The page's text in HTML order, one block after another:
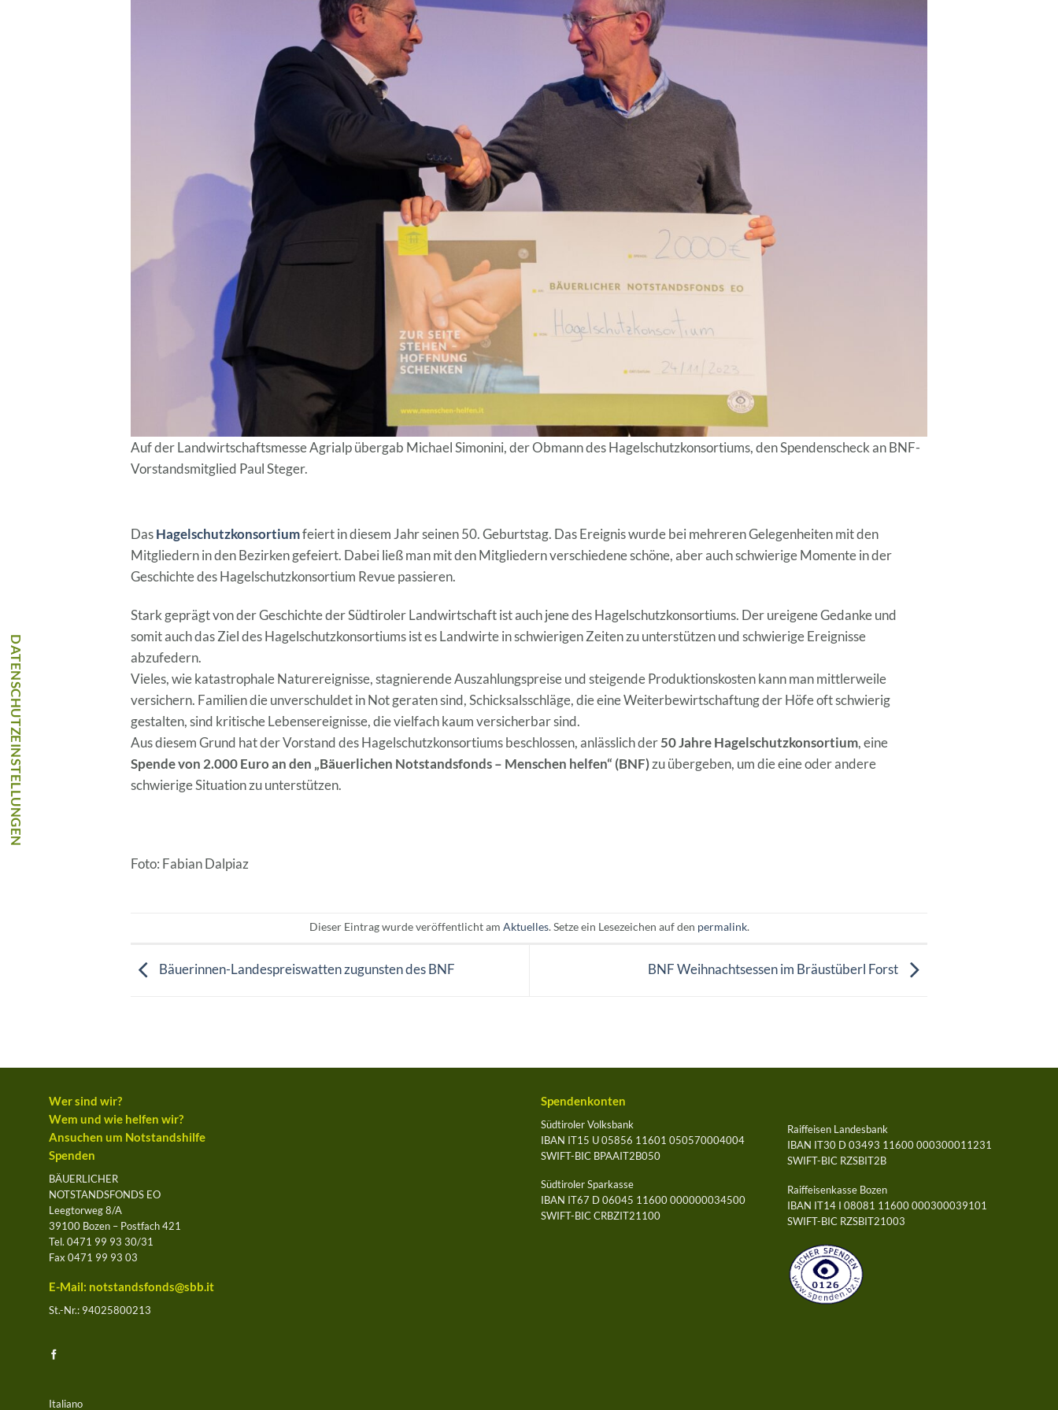
Auf der Landwirtschaftsmesse Agrialp übergab Michael Simonini, der Obmann des Hagelschutzkonsortiums, den Spendenscheck an BNF-
Vorstandsmitglied Paul Steger.
DasHagelschutzkonsortiumfeiert in diesem Jahr seinen 50. Geburtstag. Das Ereignis wurde bei mehreren Gelegenheiten mit den
Mitgliedern in den Bezirken gefeiert. Dabei ließ man mit den Mitgliedern verschiedene schöne, aber auch schwierige Momente in der
Geschichte des Hagelschutzkonsortium Revue passieren.
Stark geprägt von der Geschichte der Südtiroler Landwirtschaft ist auch jene des Hagelschutzkonsortiums. Der ureigene Gedanke und
somit auch das Ziel des Hagelschutzkonsortiums ist es Landwirte in schwierigen Zeiten zu unterstützen und schwierige Ereignisse
abzufedern.
Vieles, wie katastrophale Naturereignisse, stagnierende Auszahlungspreise und steigende Produktionskosten kann man mittlerweile
versichern. Familien die unverschuldet in Not geraten sind, Schicksalsschläge, die eine Weiterbewirtschaftung der Höfe oft schwierig
gestalten, sind kritische Lebensereignisse, die vielfach kaum versicherbar sind.
Aus diesem Grund hat der Vorstand des Hagelschutzkonsortiums beschlossen, anlässlich der50 Jahre Hagelschutzkonsortium, eine
Spende von 2.000 Euro an den „Bäuerlichen Notstandsfonds – Menschen helfen“ (BNF)zu übergeben, um die eine oder andere
schwierige Situation zu unterstützen.
Foto: Fabian Dalpiaz
Dieser Eintrag wurde veröffentlicht am Aktuelles. Setze ein Lesezeichen auf den permalink.
Bäuerinnen-Landespreiswatten zugunsten des BNF BNF Weihnachtsessen im Bräustüberl Forst
Wer sind wir?
Wem und wie helfen wir?
Ansuchen um Notstandshilfe
Spenden
BÄUERLICHER
NOTSTANDSFONDS EO
Leegtorweg 8/A
39100 Bozen – Postfach 421
Tel. 0471 99 93 30/31
Fax 0471 99 93 03
E-Mail: notstandsfonds@sbb.it
St.-Nr.: 94025800213
Spendenkonten
Südtiroler Volksbank
IBAN IT15 U 05856 11601 050570004004
SWIFT-BIC BPAAIT2B050
Südtiroler Sparkasse
IBAN IT67 D 06045 11600 000000034500
SWIFT-BIC CRBZIT21100
Raiffeisen Landesbank
IBAN IT30 D 03493 11600 000300011231
SWIFT-BIC RZSBIT2B
Raiffeisenkasse Bozen
IBAN IT14 I 08081 11600 000300039101
SWIFT-BIC RZSBIT21003
Italiano